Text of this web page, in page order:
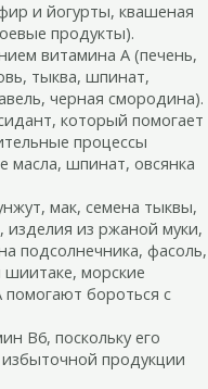
и йогурты, квашеная
продукты).
витамина А (печень,
тыква, шпинат,
черная смородина).
который помогает
процессы
масла, шпинат, овсянка
мак, семена тыквы,
из ржаной муки,
подсолнечника, фасоль,
морские
бороться с
В6, поскольку его
продукции